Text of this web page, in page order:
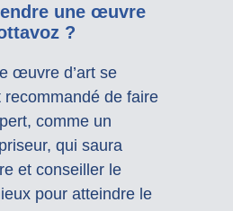
une œuvre
?
œuvre d’art se
recommandé de faire
comme un
qui saura
et conseiller le
pour atteindre le